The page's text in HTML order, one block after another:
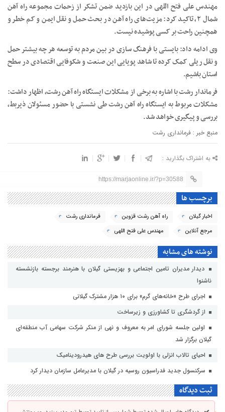
مهندس علی فتح اللهی در این بازدید ضمن تشکر از زحمات مجموعه راه آهن
شمال ۲، تاکید کرد: ‌مزیت‌های راه آهن در بحث حمل و نقل ایمن و کم خطر و
همچنین راحت بر کسی پوشیده نیست.
وی ادامه داد: بایستی با فرهنگ سازی در بین مردم به توسعه هر چه بیشتر حمل
و نقل ریلی کمک کرده تا شاهد پویایی این صنعت و شکوفایی اقتصادی در سطح
استان باشیم.
فرماندار رشت با اشاره به برخی از مشکلات ایستگاه راه آهن رشت، اظهار داشت:
مشکلات مربوط به ایستگاه راه آهن رشت طی نشستی با حضور مسئولان ذیربط،
بررسی و پیگیری خواهد شد.
منبع خبر : فرمانداری رشت
به اشتراک بگذارید :
https://marjaonline.ir/?p=30588
برچسب ها
اخبار گیلان راه آهن رشت قزوین
فرمانداری رشت
مرجع آنلاین
مهندس علی فتح اللهی
نوشته های مشابه
دیدار مدیران تامین اجتماعی و بهزیستی گیلان با هنرمند برجسته بازنشسته
ناشنوا
اجرای طرح «خانه‌های گرم» برای ۱۰ هزار مشترک گیلانی
از گردشگری تا کشاورزی و زیرساخت
اولین جلسه شورای امر به معروف و نهی از منکر شرکت سهامی آب منطقه‌ای
گیلان برگزار شد
احیای تالاب انزلی با اولویت بررسی طرح های هیدرودینامیک
سرکنسول جدید فدراسیون روسیه در گیلان با مدیرعامل سازمان دیدار کرد
ثبت دیدگاه